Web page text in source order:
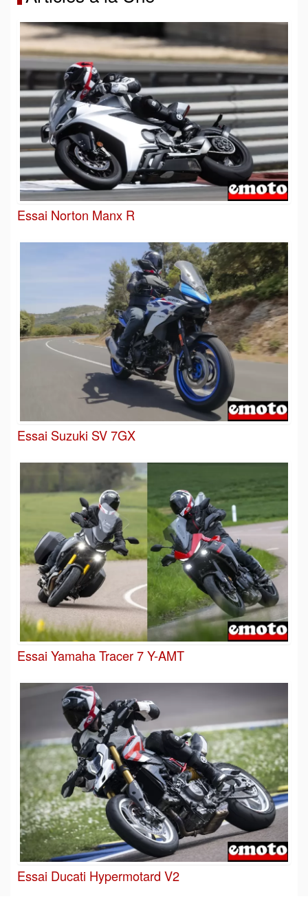
Essai Norton Manx R
Essai Suzuki SV 7GX
Essai Yamaha Tracer 7 Y-AMT
Essai Ducati Hypermotard V2